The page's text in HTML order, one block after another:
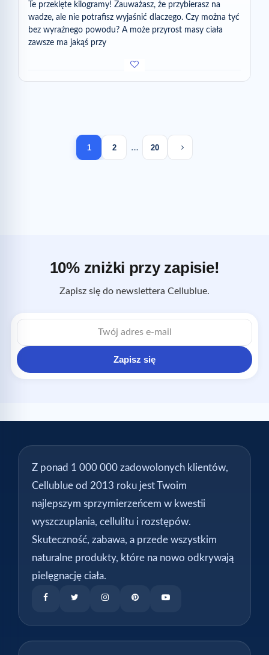
Te przeklęte kilogramy! Zauważasz, że przybierasz na
wadze, ale nie potrafisz wyjaśnić dlaczego. Czy można tyć
bez wyraźnego powodu? A może przyrost masy ciała
zawsze ma jakąś przy
1 2 … 20 Next page
10% zniżki przy zapisie!
Zapisz się do newslettera Cellublue.
Adres
e-
Zapisz się
Z ponad 1 000 000 zadowolonych klientów,
Cellublue od 2013 roku jest Twoim
najlepszym sprzymierzeńcem w kwestii
wyszczuplania, cellulitu i rozstępów.
Skuteczność, zabawa, a przede wszystkim
naturalne produkty, które na nowo odkrywają
pielęgnację ciała.